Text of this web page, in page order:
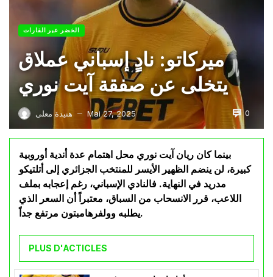
الخضر عبر القارات
ميركاتو: نادٍ إسباني عملاق
يتخلى عن صفقة آيت نوري
هنيدة معلى — Mai 27, 2025 0
بينما كان ريان آيت نوري محل اهتمام عدة أندية أوروبية
كبيرة، لن ينضم الظهير الأيسر للمنتخب الجزائري إلى أتلتيكو
مدريد في النهاية. فالنادي الإسباني، رغم إعجابه بملف
اللاعب، قرر الانسحاب من السباق، معتبراً أن السعر الذي
يطلبه وولفرهامبتون مرتفع جداً.
PLUS D'ACTICLES